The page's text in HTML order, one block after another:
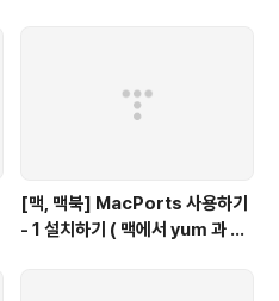
[맥, 맥북] MacPorts 사용하기
- 1 설치하기 ( 맥에서 yum 과 같